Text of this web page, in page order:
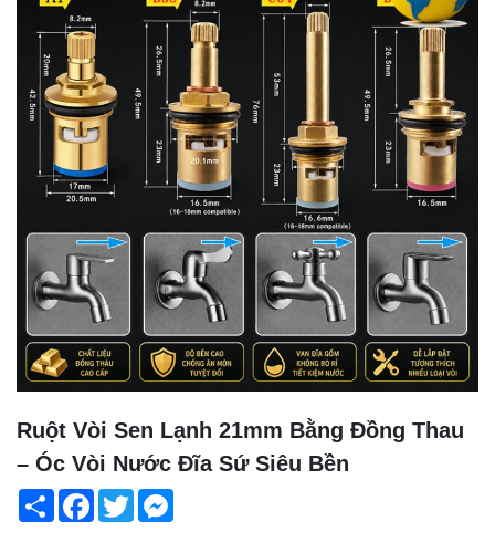
Ruột Vòi Sen Lạnh 21mm Bằng Đồng Thau
– Óc Vòi Nước Đĩa Sứ Siêu Bền
Share Facebook
Twitter